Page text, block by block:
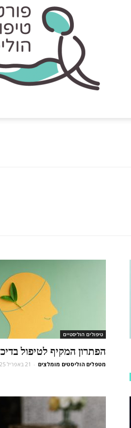
טיפולים הוליסטיים
הפתרון המקיף לטיפול
מטפלים הוליסטים מומלצים - 21 באפריל 2025